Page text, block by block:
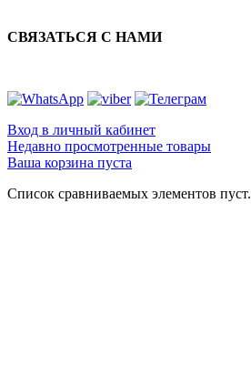
СВЯЗАТЬСЯ С НАМИ
Вход в личный кабинет
Недавно просмотренные товары
Ваша корзина пуста
Список сравниваемых элементов пуст.